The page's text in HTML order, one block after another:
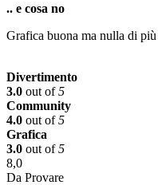
.. e cosa no
Grafica buona ma nulla di più
Divertimento
3.0 out of5
Community
4.0 out of5
Grafica
3.0 out of5
8,0
Da Provare